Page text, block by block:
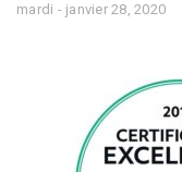
mardi - janvier 28, 2020